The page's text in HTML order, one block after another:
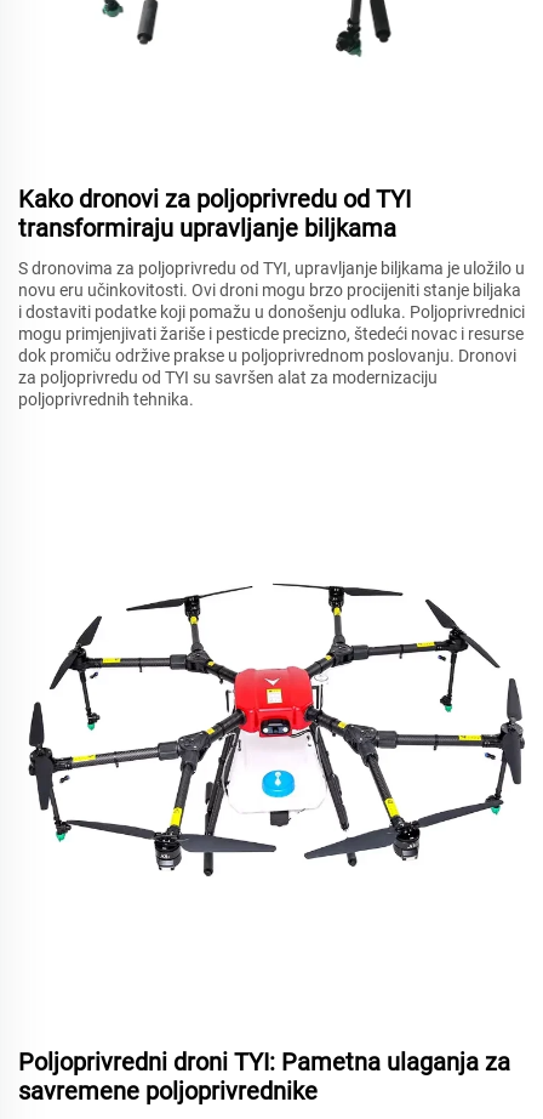
Kako dronovi za poljoprivredu od TYI
transformiraju upravljanje biljkama
S dronovima za poljoprivredu od TYI, upravljanje biljkama je uložilo u
novu eru učinkovitosti. Ovi droni mogu brzo procijeniti stanje biljaka
i dostaviti podatke koji pomažu u donošenju odluka. Poljoprivrednici
mogu primjenjivati žariše i pesticde precizno, štedeći novac i resurse
dok promiču održive prakse u poljoprivrednom poslovanju. Dronovi
za poljoprivredu od TYI su savršen alat za modernizaciju
poljoprivrednih tehnika.
Poljoprivredni droni TYI: Pametna ulaganja za
savremene poljoprivrednike